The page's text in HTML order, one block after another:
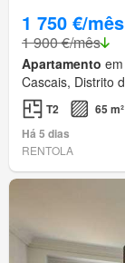
1 750 €/mês
1 900 €/mês
Apartamento
Cascais, Distrito
T2
65 m²
Há 5 dias
RENTOLA